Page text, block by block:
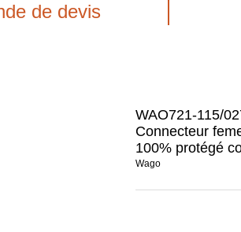
de devis
WAO721-115/
Connecteur
100% protégé
Wago